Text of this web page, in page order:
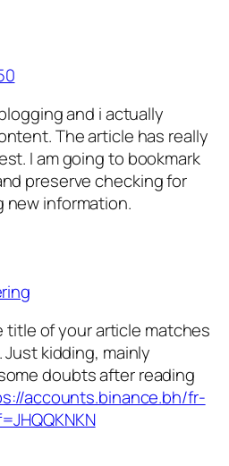
and i actually
The article has really
I am going to bookmark
preserve checking for
new information.
title of your article matches
kidding, mainly
doubts after reading
accounts.binance.bh/fr-